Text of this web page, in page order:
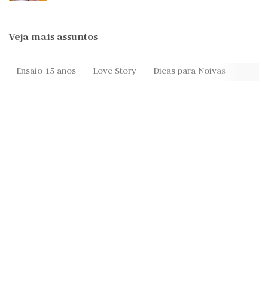
Veja mais assuntos
Ensaio 15 anos Love Story Dicas para Noivas